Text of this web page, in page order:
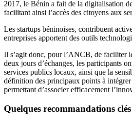
2017, le Bénin a fait de la digitalisation
facilitant ainsi l’accès des citoyens aux
Les startups béninoises, contribuent
entreprises apportent des outils
Il s’agit donc, pour l’ANCB, de faciliter
deux jours d’échanges, les participants
services publics locaux, ainsi que la
définition des principaux points à
permettant d’associer efficacement
Quelques recommandations clés